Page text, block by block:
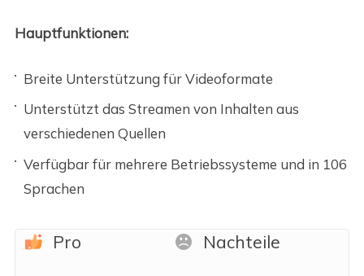
Hauptfunktionen:
Breite Unterstützung für Videoformate
Unterstützt das Streamen von Inhalten aus
verschiedenen Quellen
Verfügbar für mehrere Betriebssysteme und in 106
Sprachen
Pro Nachteile